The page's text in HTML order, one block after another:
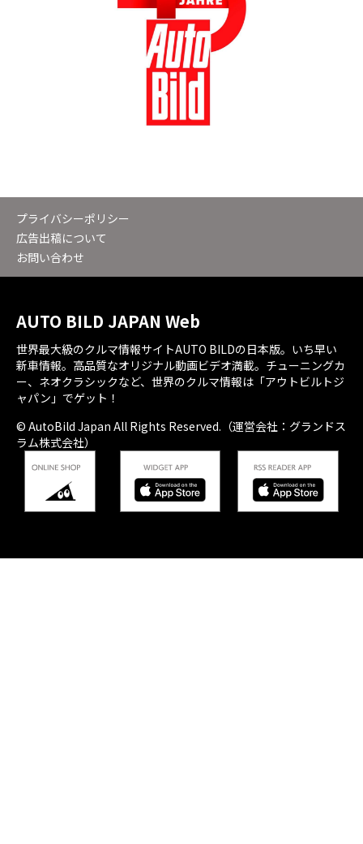
プライバシーポリシー
広告出稿について
お問い合わせ
AUTO BILD JAPAN Web
世界最大級のクルマ情報サイトAUTO BILDの日本版。いち早い
新車情報。高品質なオリジナル動画ビデオ満載。チューニングカ
ー、ネオクラシックなど、世界のクルマ情報は「アウトビルトジ
ャパン」でゲット！
© AutoBild Japan All Rights Reserved.（運営会社：グランドス
ラム株式会社）